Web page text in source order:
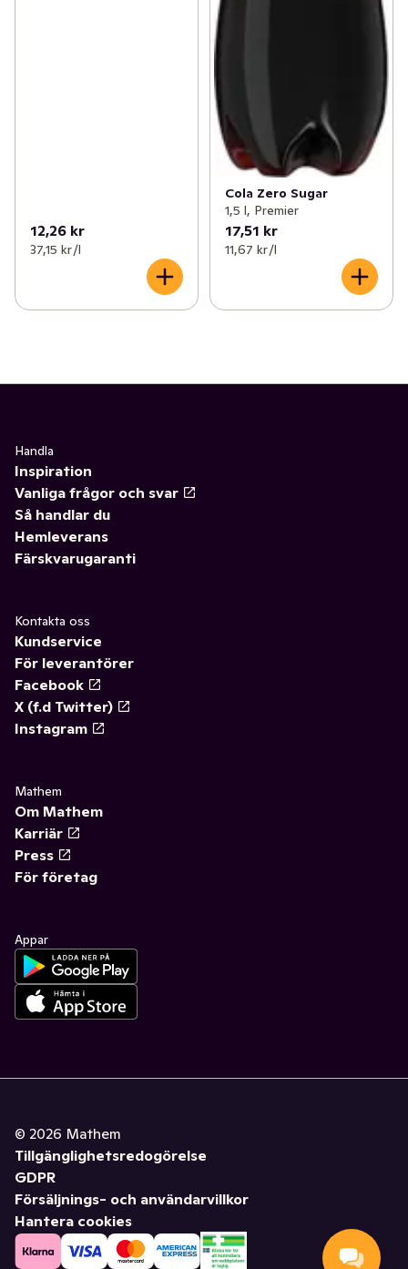
12,26 kr
37,15 kr /l
Cola Zero Sugar
1,5 l, Premier
17,51 kr
11,67 kr /l
Handla
Inspiration
Vanliga frågor och svar
Så handlar du
Hemleverans
Färskvarugaranti
Kontakta oss
Kundservice
För leverantörer
Facebook
X (f.d Twitter)
Instagram
Mathem
Om Mathem
Karriär
Press
För företag
Appar
© 2026 Mathem
Tillgänglighetsredogörelse
GDPR
Försäljnings- och användarvillkor
Hantera cookies